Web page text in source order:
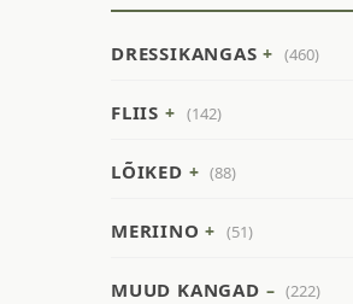
DRESSIKANGAS (460)
FLIIS (142)
LÕIKED (88)
MERIINO (51)
MUUD KANGAD
(222)